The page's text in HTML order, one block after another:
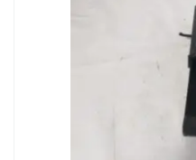
Prisijungti prie paskyros